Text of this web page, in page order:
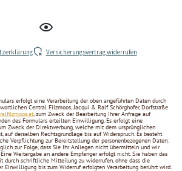
erfolgt eine Verarbeitung der oben angeführten Daten durch
Central Filzmoos, Jacqui & Ralf Schörghofer, Dorfstraße
, zum Zweck der Bearbeitung Ihrer Anfrage auf
des Formulars erteilten Einwilligung. Es erfolgt eine
Zweck der Direktwerbung, welche mit dem ursprünglichen
auf derselben Rec­htsgrundlage bis auf Widerspruch. Es besteht
Verpflichtung zur Bereitstellung der personenbezogenen Daten.
zur Folge, dass Sie Ihr Anliegen nicht übermitteln und wir
Weitergabe an andere Empfänger erfolgt nicht. Sie haben das
durch schriftliche Mitteilung zu widerrufen, ohne dass die
Einwilligung bis zum Widerruf erfolgten Verarbeitung berührt wird.